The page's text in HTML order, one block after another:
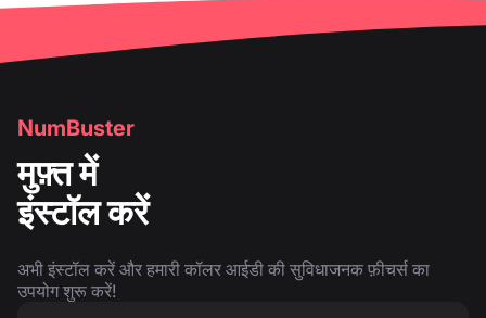
NumBuster
मुफ़्त में
इंस्टॉल करें
अभी इंस्टॉल करें और हमारी कॉलर आईडी की सुविधाजनक फ़ीचर्स का
उपयोग शुरू करें!